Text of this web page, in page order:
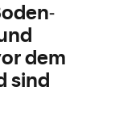
dem
sind